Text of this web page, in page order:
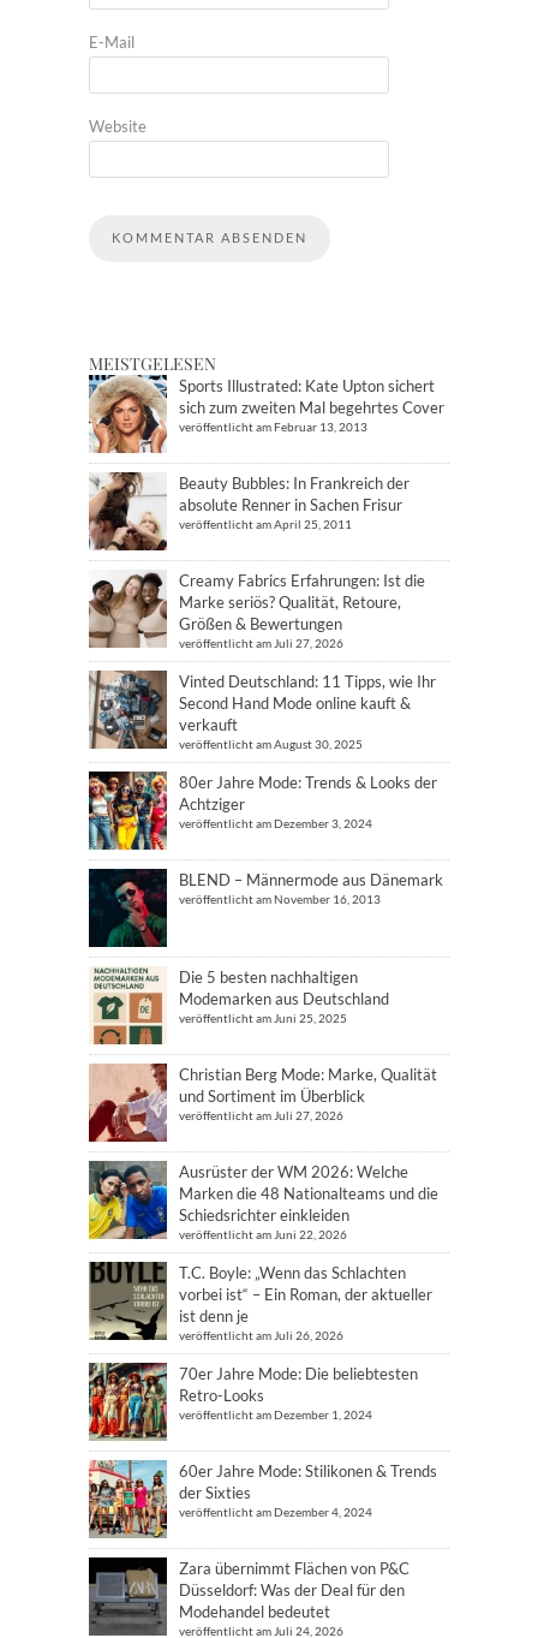
E-Mail
Website
MEISTGELESEN
Sports Illustrated: Kate Upton sichert
sich zum zweiten Mal begehrtes Cover
veröffentlicht am Februar 13, 2013
Beauty Bubbles: In Frankreich der
absolute Renner in Sachen Frisur
veröffentlicht am April 25, 2011
Creamy Fabrics Erfahrungen: Ist die
Marke seriös? Qualität, Retoure,
Größen & Bewertungen
veröffentlicht am Juli 27, 2026
Vinted Deutschland: 11 Tipps, wie Ihr
Second Hand Mode online kauft &
verkauft
veröffentlicht am August 30, 2025
80er Jahre Mode: Trends & Looks der
Achtziger
veröffentlicht am Dezember 3, 2024
BLEND – Männermode aus Dänemark
veröffentlicht am November 16, 2013
Die 5 besten nachhaltigen
Modemarken aus Deutschland
veröffentlicht am Juni 25, 2025
Christian Berg Mode: Marke, Qualität
und Sortiment im Überblick
veröffentlicht am Juli 27, 2026
Ausrüster der WM 2026: Welche
Marken die 48 Nationalteams und die
Schiedsrichter einkleiden
veröffentlicht am Juni 22, 2026
T.C. Boyle: „Wenn das Schlachten
vorbei ist“ – Ein Roman, der aktueller
ist denn je
veröffentlicht am Juli 26, 2026
70er Jahre Mode: Die beliebtesten
Retro-Looks
veröffentlicht am Dezember 1, 2024
60er Jahre Mode: Stilikonen & Trends
der Sixties
veröffentlicht am Dezember 4, 2024
Zara übernimmt Flächen von P&C
Düsseldorf: Was der Deal für den
Modehandel bedeutet
veröffentlicht am Juli 24, 2026